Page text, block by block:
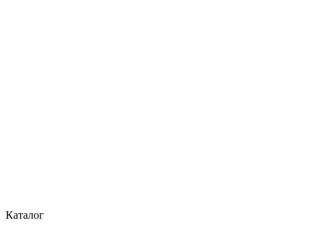
Каталог